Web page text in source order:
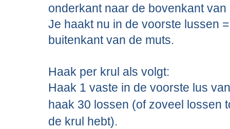
onderkant naar de bovenkant van
Je haakt nu in de voorste lussen
buitenkant van de muts.
Haak per krul als volgt:
Haak 1 vaste in de voorste lus
haak 30 lossen (of zoveel lossen
de krul hebt).